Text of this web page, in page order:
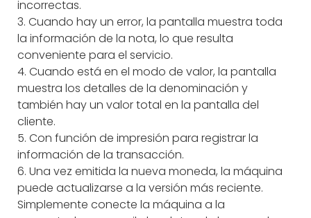
incorrectas.
3. Cuando hay un error, la pantalla muestra toda
la información de la nota, lo que resulta
conveniente para el servicio.
4. Cuando está en el modo de valor, la pantalla
muestra los detalles de la denominación y
también hay un valor total en la pantalla del
cliente.
5. Con función de impresión para registrar la
información de la transacción.
6. Una vez emitida la nueva moneda, la máquina
puede actualizarse a la versión más reciente.
Simplemente conecte la máquina a la